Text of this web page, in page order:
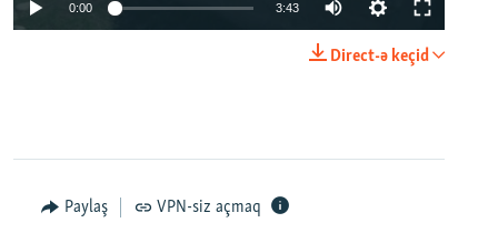
0:00 3:43
Direct-ə keçid
Paylaş VPN-siz açmaq